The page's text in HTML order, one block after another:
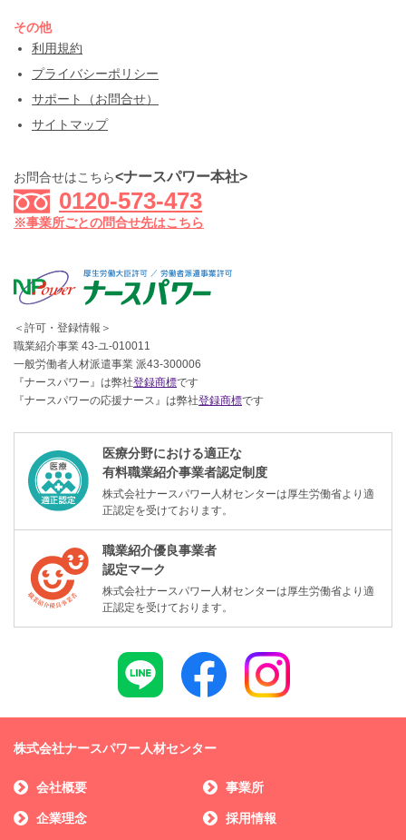
その他
利用規約
プライバシーポリシー
サポート（お問合せ）
サイトマップ
お問合せはこちら<ナースパワー本社>
0120-573-473
※事業所ごとの問合せ先はこちら
＜許可・登録情報＞
職業紹介事業 43-ユ-010011
一般労働者人材派遣事業 派43-300006
『ナースパワー』は弊社登録商標です
『ナースパワーの応援ナース』は弊社登録商標です
医療分野における適正な
有料職業紹介事業者認定制度
株式会社ナースパワー人材センターは厚生労働省より適
正認定を受けております。
職業紹介優良事業者
認定マーク
株式会社ナースパワー人材センターは厚生労働省より適
正認定を受けております。
株式会社ナースパワー人材センター
会社概要 事業所
企業理念 採用情報